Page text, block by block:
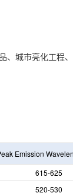
、城市亮化工程
Emission
615-625
520-530